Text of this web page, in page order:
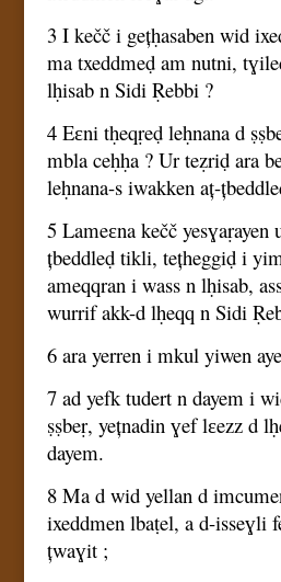
3 I kečč i gețḥasaben wid
ma txeddmeḍ am nutni,
lḥisab n Sidi Ṛebbi ?
4 Eɛni tḥeqṛeḍ leḥnana d
mbla ceḥḥa ? Ur teẓriḍ ara
leḥnana-s iwakken aț-
5 Lameɛna kečč
țbeddleḍ tikli, tețheggiḍ i
ameqqran i wass n lḥisab,
wurrif akk-d lḥeqq n Sidi
6 ara yerren i mkul yiwen
7 ad yefk tudert n dayem i
ṣṣbeṛ, yețnadin ɣef lɛezz d
dayem.
8 Ma d wid yellan d
ixeddmen lbaṭel, a d-isseɣli
țwaɣit ;